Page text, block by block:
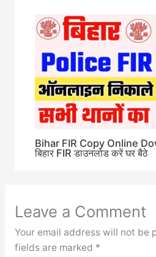
Bihar FIR Copy Online
बिहार FIR डाउनलोड करें घर बैठे
Leave a Comment
Your email address will not be
fields are marked *